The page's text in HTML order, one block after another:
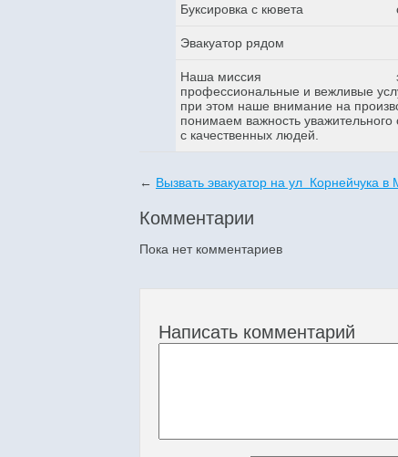
Буксировка с кювета
Эвакуатор рядом
Наша миссия
профессиональные и вежливые
при этом наше внимание на
понимаем важность
с качественных людей.
← Вызвать эвакуатор на ул Корнейчука в
Комментарии
Пока нет комментариев
Написать комментарий